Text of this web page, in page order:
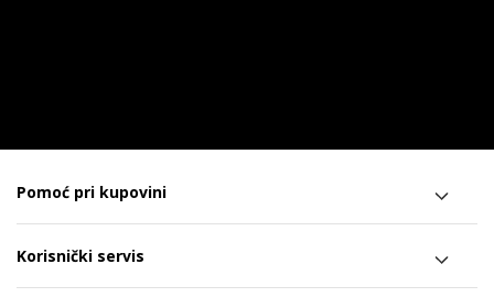
Pomoć pri kupovini
Korisnički servis